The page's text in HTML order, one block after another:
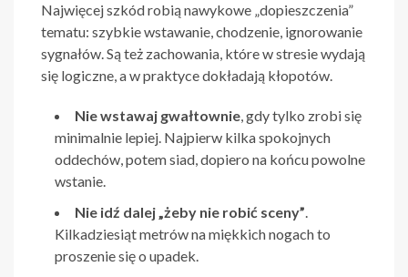
Najwięcej szkód robią nawykowe „dopieszczenia”
tematu: szybkie wstawanie, chodzenie, ignorowanie
sygnałów. Są też zachowania, które w stresie wydają
się logiczne, a w praktyce dokładają kłopotów.
Nie wstawaj gwałtownie, gdy tylko zrobi się
minimalnie lepiej. Najpierw kilka spokojnych
oddechów, potem siad, dopiero na końcu powolne
wstanie.
Nie idź dalej „żeby nie robić sceny”.
Kilkadziesiąt metrów na miękkich nogach to
proszenie się o upadek.